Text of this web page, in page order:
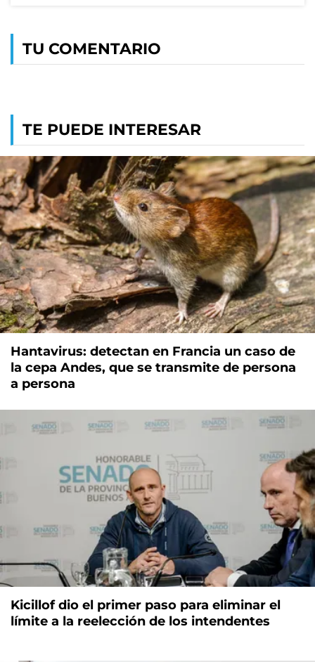
TU COMENTARIO
TE PUEDE INTERESAR
Hantavirus: detectan en Francia un caso de
la cepa Andes, que se transmite de persona
a persona
Kicillof dio el primer paso para eliminar el
límite a la reelección de los intendentes